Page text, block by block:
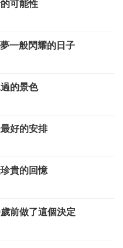
可能性
一般閃耀的日子
過的景色
好的安排
貴的回憶
前做了這個決定